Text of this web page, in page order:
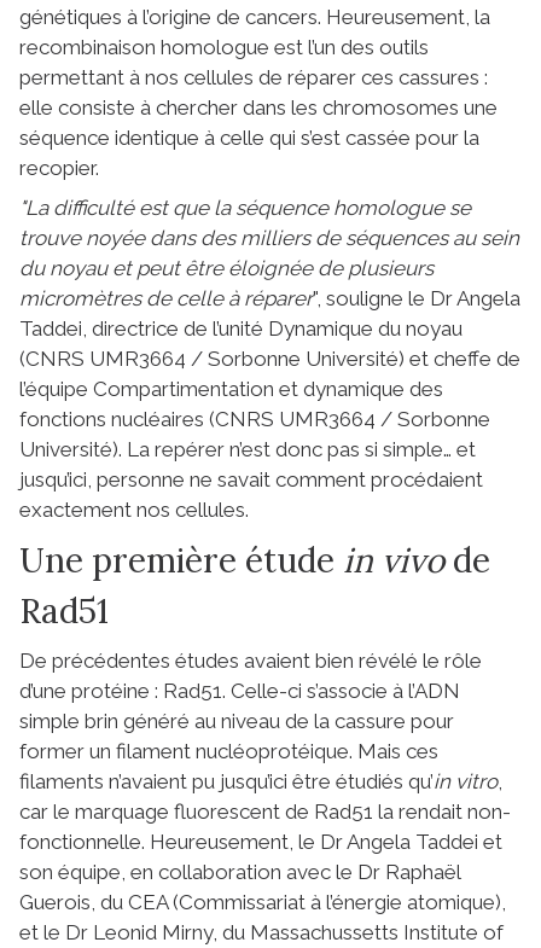
génétiques à l’origine de cancers. Heureusement, la
recombinaison homologue est l’un des outils
permettant à nos cellules de réparer ces cassures :
elle consiste à chercher dans les chromosomes une
séquence identique à celle qui s’est cassée pour la
recopier.
"La difficulté est que la séquence homologue se
trouve noyée dans des milliers de séquences au sein
du noyau et peut être éloignée de plusieurs
micromètres de celle à réparer", souligne le Dr Angela
Taddei, directrice de l’unité Dynamique du noyau
(CNRS UMR3664 / Sorbonne Université) et cheffe de
l’équipe Compartimentation et dynamique des
fonctions nucléaires (CNRS UMR3664 / Sorbonne
Université). La repérer n’est donc pas si simple… et
jusqu’ici, personne ne savait comment procédaient
exactement nos cellules.
Une première étude in vivode
Rad51
De précédentes études avaient bien révélé le rôle
d’une protéine : Rad51. Celle-ci s’associe à l’ADN
simple brin généré au niveau de la cassure pour
former un filament nucléoprotéique. Mais ces
filaments n’avaient pu jusqu’ici être étudiés qu’in vitro,
car le marquage fluorescent de Rad51 la rendait non-
fonctionnelle. Heureusement, le Dr Angela Taddei et
son équipe, en collaboration avec le Dr Raphaël
Guerois, du CEA (Commissariat à l’énergie atomique),
et le Dr Leonid Mirny, du Massachussetts Institute of